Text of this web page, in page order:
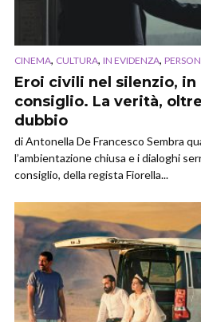
CINEMA, CULTURA, IN EVIDENZA,
Eroi civili nel silenzio, in
consiglio. La verità,
dubbio
di Antonella De Francesco Sembra
l’ambientazione chiusa e i dialoghi
consiglio, della regista Fiorella...